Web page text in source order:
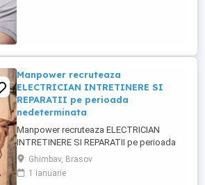
Manpower recruteaza
ELECTRICIAN INTRETINERE SI
REPARATII pe perioada
nedeterminata
Manpower recruteaza ELECTRICIAN
INTRETINERE SI REPARATII pe perioada
nedeterminata pentru o companie din
Ghimbav conform urmatoarelor cerinte: -
experienta anterioara in intretinere si
Ghimbav, Brasov
1 ianuarie